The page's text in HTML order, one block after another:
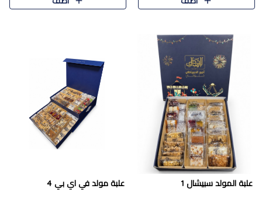
الفاخرة. تحتوي العلبة..
علبة المولد سبيشال 1 علبة مولد في اي بي 4